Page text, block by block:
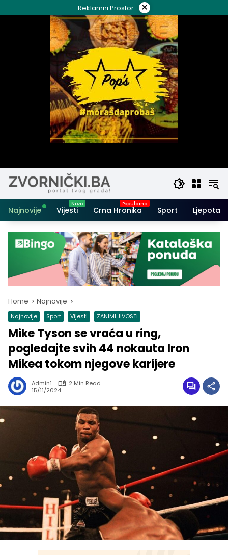
to
Reklamni Prostor ×
Najnovije Vijesti Crna Hronika Sport Ljepota i
Home Najnovije
Najnovije Sport Vijesti ZANIMLJIVOSTI
Mike Tyson se vraća u ring,
pogledajte svih 44 nokauta Iron
Mikea tokom njegove karijere
Admin1
2 Min Read
15/11/2024